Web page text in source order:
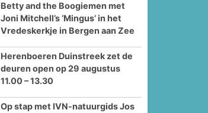
Betty and the Boogiemen met
Joni Mitchell’s ‘Mingus’ in het
Vredeskerkje in Bergen aan Zee
Herenboeren Duinstreek zet de
deuren open op 29 augustus
11.00 – 13.30
Op stap met IVN-natuurgids Jos